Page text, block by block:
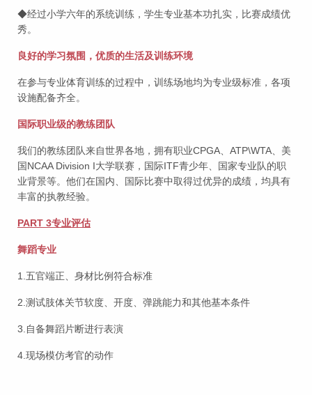
◆经过小学六年的系统训练，学生专业基本功扎实，比赛成绩优
秀。
良好的学习氛围，优质的生活及训练环境
在参与专业体育训练的过程中，训练场地均为专业级标准，各项
设施配备齐全。
国际职业级的教练团队
我们的教练团队来自世界各地，拥有职业CPGA、ATP\WTA、美
国NCAA Division I大学联赛，国际ITF青少年、国家专业队的职
业背景等。他们在国内、国际比赛中取得过优异的成绩，均具有
丰富的执教经验。
PART 3专业评估
舞蹈专业
1.五官端正、身材比例符合标准
2.测试肢体关节软度、开度、弹跳能力和其他基本条件
3.自备舞蹈片断进行表演
4.现场模仿考官的动作